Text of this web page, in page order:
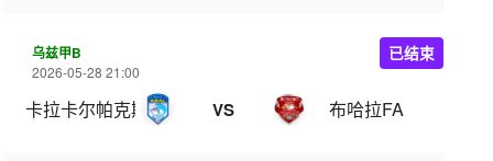
乌兹甲B
2026-05-28 21:00
卡拉卡尔帕克斯坦FA VS 布哈拉FA
已结束